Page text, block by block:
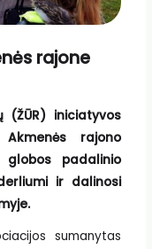
rajone
(ŽŪR) iniciatyvos
rajono
padalinio
ir dalinosi
sumanytas